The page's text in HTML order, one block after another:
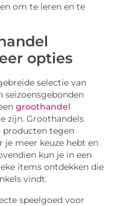
om te leren en te
opties
selectie van
seizoensgebonden
groothandel
zijn. Groothandels
producten tegen
je meer keuze hebt en
kun je in een
items ontdekken die
vindt.
speelgoed voor